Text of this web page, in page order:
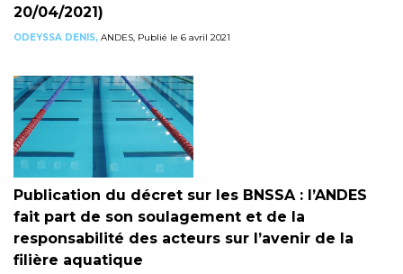
20/04/2021)
ODEYSSA DENIS, ANDES, Publié le 6 avril 2021
Publication du décret sur les BNSSA : l’ANDES
fait part de son soulagement et de la
responsabilité des acteurs sur l’avenir de la
filière aquatique